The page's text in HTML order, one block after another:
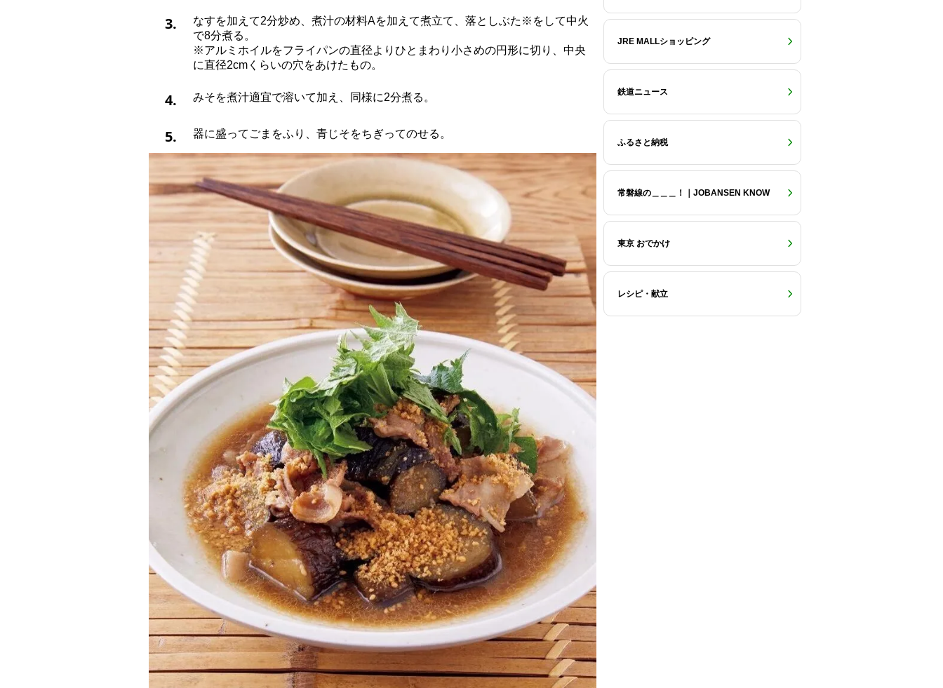
3.
なすを加えて2分炒め、煮汁の材料Aを加えて煮立て、落としぶた※をして中火
で8分煮る。
※アルミホイルをフライパンの直径よりひとまわり小さめの円形に切り、中央
に直径2cmくらいの穴をあけたもの。
4. みそを煮汁適宜で溶いて加え、同様に2分煮る。
5. 器に盛ってごまをふり、青じそをちぎってのせる。
JRE MALLショッピング
鉄道ニュース
ふるさと納税
常磐線の＿＿＿！｜JOBANSEN KNOW
東京 おでかけ
レシピ・献立